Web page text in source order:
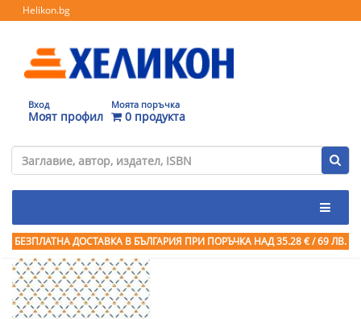
Helikon.bg
Вход
Моят профил
Моята поръчка
0 продукта
БЕЗПЛАТНА ДОСТАВКА В БЪЛГАРИЯ ПРИ ПОРЪЧКА НАД 35.28 € / 69 ЛВ.